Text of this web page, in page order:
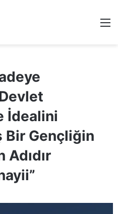
İdealini
Bir Gençliğin